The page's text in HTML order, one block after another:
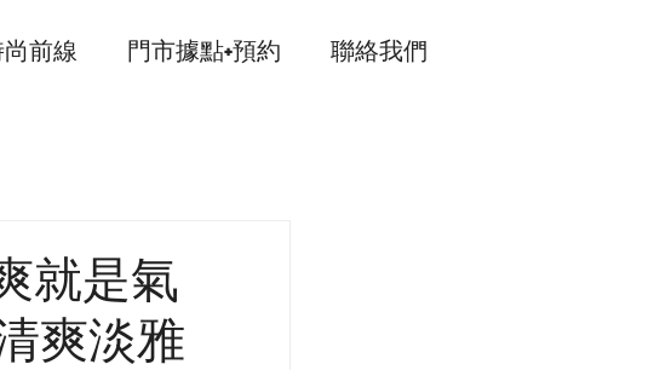
前線 門市據點+預約 聯絡我們
就是氣
爽淡雅